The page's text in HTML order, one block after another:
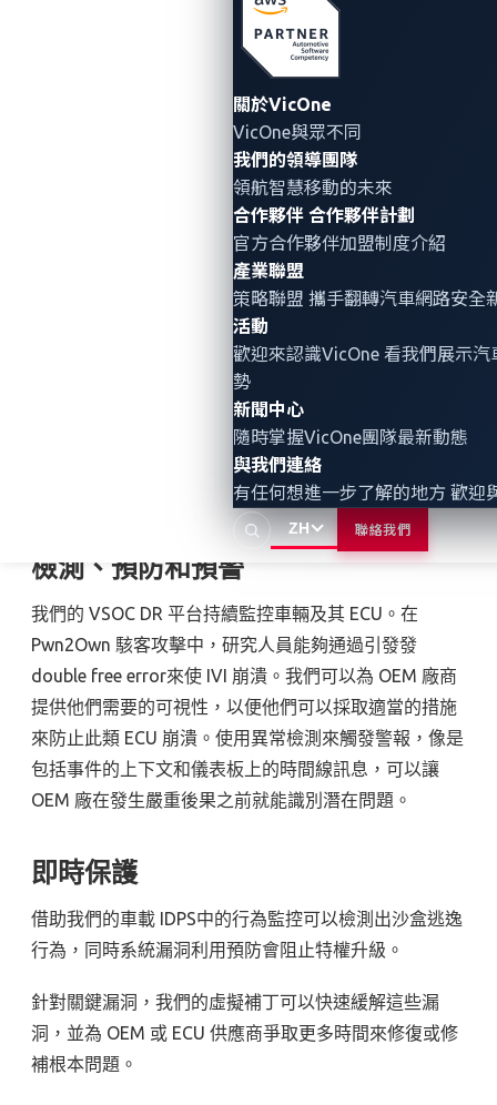
關於VicOne
VicOne與眾不同
我們的領導團隊
領航智慧移動的未來
合作夥伴 合作夥伴計劃
官方合作夥伴加盟制度介紹
產業聯盟
策略聯盟 攜手翻轉汽車網路安全
活動
歡迎來認識VicOne 看我們展示汽
勢
新聞中心
隨時掌握VicOne團隊最新動態
與我們連絡
有任何想進一步了解的地方 歡迎
ZH 聯絡我們
現在比以往任何時候都更需要汽車網路安全。 UN法規
一點，因為它們支持聯網汽車在其整個生命週期中都存
在網路安全。反過來說，這種整體方法應將未解決的漏
基於 IT 領域的研究和經驗，車載保護、全面覆蓋聯網汽
車生態系統的多層安全性以及車輛安全運營中心 (VSOC)
對於最適合的頂級解決方案至關重要保護聯網汽車。
VicOne 解決方案
為了預測和充分準備類似的駭客攻擊成為現實世界的攻
擊，OEM 和一階供應商可以利用 VicOne 的統一和多層
檢測、預防和預警
我們的 VSOC DR 平台持續監控車輛及其 ECU。在
Pwn2Own 駭客攻擊中，研究人員能夠通過引發發
double free error來使 IVI 崩潰。我們可以為 OEM 廠商
提供他們需要的可視性，以便他們可以採取適當的措施
來防止此類 ECU 崩潰。使用異常檢測來觸發警報，像是
包括事件的上下文和儀表板上的時間線訊息，可以讓
OEM 廠在發生嚴重後果之前就能識別潛在問題。
即時保護
借助我們的車載 IDPS中的行為監控可以檢測出沙盒逃逸
行為，同時系統漏洞利用預防會阻止特權升級。
針對關鍵漏洞，我們的虛擬補丁可以快速緩解這些漏
洞，並為 OEM 或 ECU 供應商爭取更多時間來修復或修
補根本問題。